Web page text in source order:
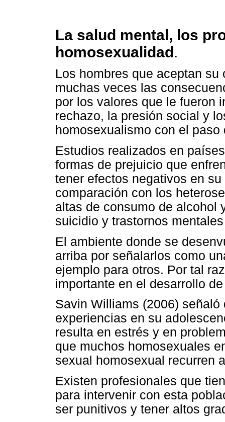
La salud mental, los
homosexualidad.
Los hombres que aceptan
muchas veces las
por los valores que le fueron
rechazo, la presión social y
homosexualismo con el paso
Estudios realizados en
formas de prejuicio que
tener efectos negativos en
comparación con los
altas de consumo de alcohol
suicidio y trastornos
El ambiente donde se
arriba por señalarlos como
ejemplo para otros. Por tal
importante en el desarrollo
Savin Williams (2006)
experiencias en su
resulta en estrés y en
que muchos homosexuales
sexual homosexual recurren
Existen profesionales que
para intervenir con esta
ser punitivos y tener altos